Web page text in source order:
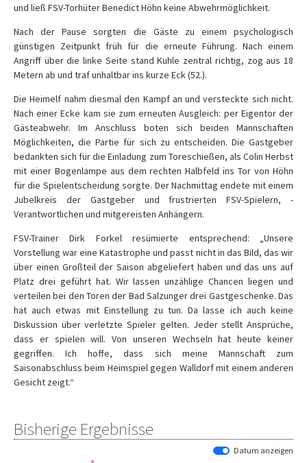
und ließ FSV-Torhüter Benedict Höhn keine Abwehrmöglichkeit.
Nach der Pause sorgten die Gäste zu einem psychologisch
günstigen Zeitpunkt früh für die erneute Führung. Nach einem
Angriff über die linke Seite stand Kuhle zentral richtig, zog aus 18
Metern ab und traf unhaltbar ins kurze Eck (52.).
Die Heimelf nahm diesmal den Kampf an und versteckte sich nicht.
Nach einer Ecke kam sie zum erneuten Ausgleich: per Eigentor der
Gästeabwehr. Im Anschluss boten sich beiden Mannschaften
Möglichkeiten, die Partie für sich zu entscheiden. Die Gastgeber
bedankten sich für die Einladung zum Toreschießen, als Colin Herbst
mit einer Bogenlampe aus dem rechten Halbfeld ins Tor von Höhn
für die Spielentscheidung sorgte. Der Nachmittag endete mit einem
Jubelkreis der Gastgeber und frustrierten FSV-Spielern, -
Verantwortlichen und mitgereisten Anhängern.
FSV-Trainer Dirk Forkel resümierte entsprechend: „Unsere
Vorstellung war eine Katastrophe und passt nicht in das Bild, das wir
über einen Großteil der Saison abgeliefert haben und das uns auf
Platz drei geführt hat. Wir lassen unzählige Chancen liegen und
verteilen bei den Toren der Bad Salzunger drei Gastgeschenke. Das
hat auch etwas mit Einstellung zu tun. Da lasse ich auch keine
Diskussion über verletzte Spieler gelten. Jeder stellt Ansprüche,
dass er spielen will. Von unseren Wechseln hat heute keiner
gegriffen. Ich hoffe, dass sich meine Mannschaft zum
Saisonabschluss beim Heimspiel gegen Walldorf mit einem anderen
Gesicht zeigt.“
Bisherige Ergebnisse
Datum anzeigen